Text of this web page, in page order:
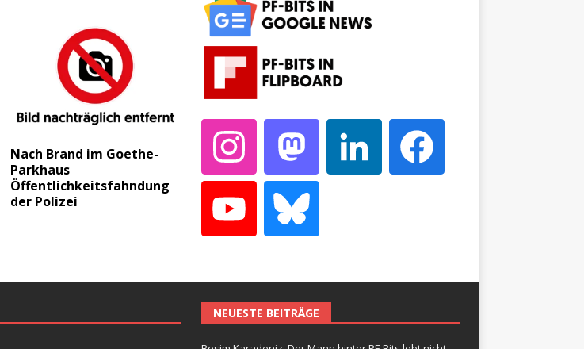
Nach Brand im Goethe-
Parkhaus
Öffentlichkeitsfahndung
der Polizei
NEUESTE BEITRÄGE